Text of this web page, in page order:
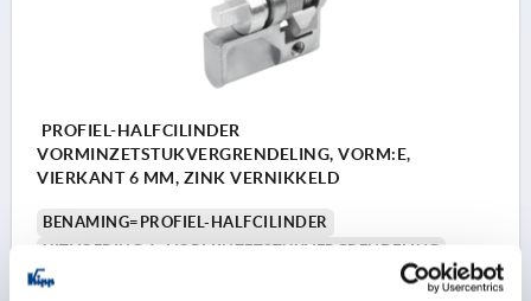
PROFIEL-HALFCILINDER
VORMINZETSTUKVERGRENDELING, VORM:E,
VIERKANT 6 MM, ZINK VERNIKKELD
BENAMING=PROFIEL-HALFCILINDER
UITVOERING 1=VORMINZETSTUKVERGRENDELING
VORM=E